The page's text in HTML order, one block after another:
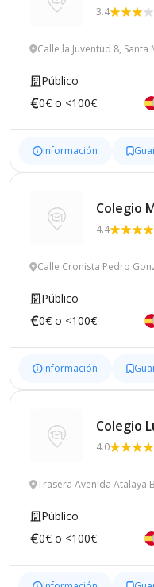
3.4
Calle la Juventud 8,
Público
0€ o <100€
Información
Colegio
4.4
Calle Cronista Pedro
Público
0€ o <100€
Información
Colegio
4.0
Trasera Avenida Atalaya
Público
0€ o <100€